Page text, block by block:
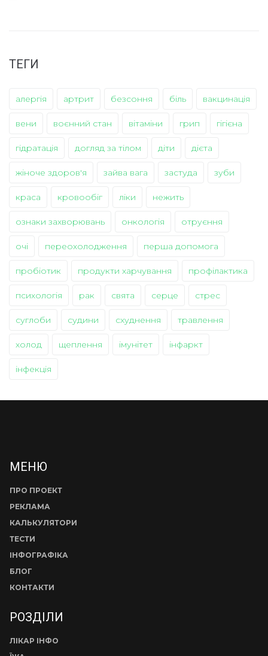
ТЕГИ
алергія артрит безсоння біль вакцинація
вени воєнний стан вітаміни грип гігієна
гідратація догляд за тілом діти дієта
жіноче здоров'я зайва вага застуда зуби
краса кровообіг ліки нежить
ознаки захворювань онкологія отруєння
очі переохолодження перша допомога
пробіотик продукти харчування профілактика
психологія рак свята серце стрес
суглоби судини схуднення травлення
холод щеплення імунітет інфаркт
інфекція
МЕНЮ
ПРО ПРОЕКТ
РЕКЛАМА
КАЛЬКУЛЯТОРИ
ТЕСТИ
ІНФОГРАФІКА
БЛОГ
КОНТАКТИ
РОЗДІЛИ
ЛІКАР ІНФО